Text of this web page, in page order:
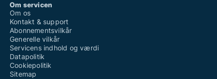
Om servicen
Om os
Kontakt & support
Abonnementsvilkår
Generelle vilkår
Servicens indhold og værdi
Datapolitik
Cookiepolitik
Sitemap